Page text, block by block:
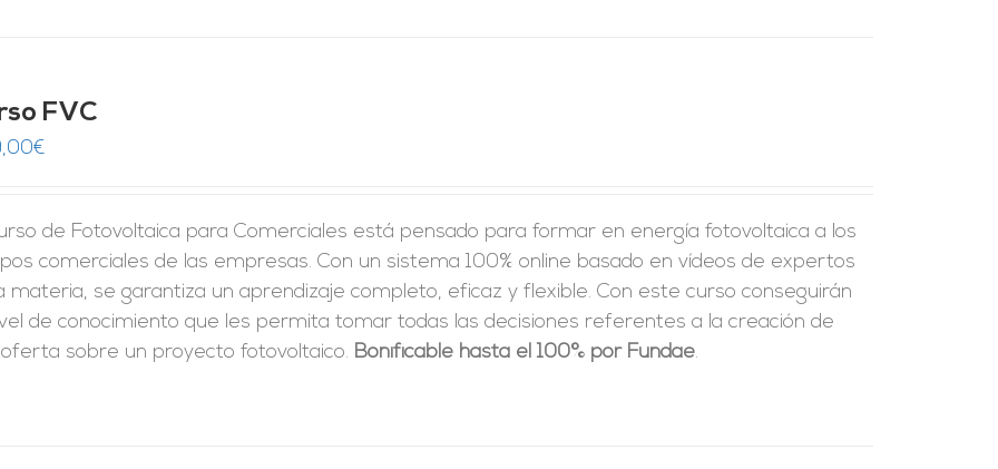
FVC
€
de Fotovoltaica para Comerciales está pensado para formar en energía fotovoltaica a los
comerciales de las empresas. Con un sistema 100% online basado en vídeos de expertos
materia, se garantiza un aprendizaje completo, eficaz y flexible. Con este curso conseguirán
de conocimiento que les permita tomar todas las decisiones referentes a la creación de
sobre un proyecto fotovoltaico. Bonificable hasta el 100% por Fundae.